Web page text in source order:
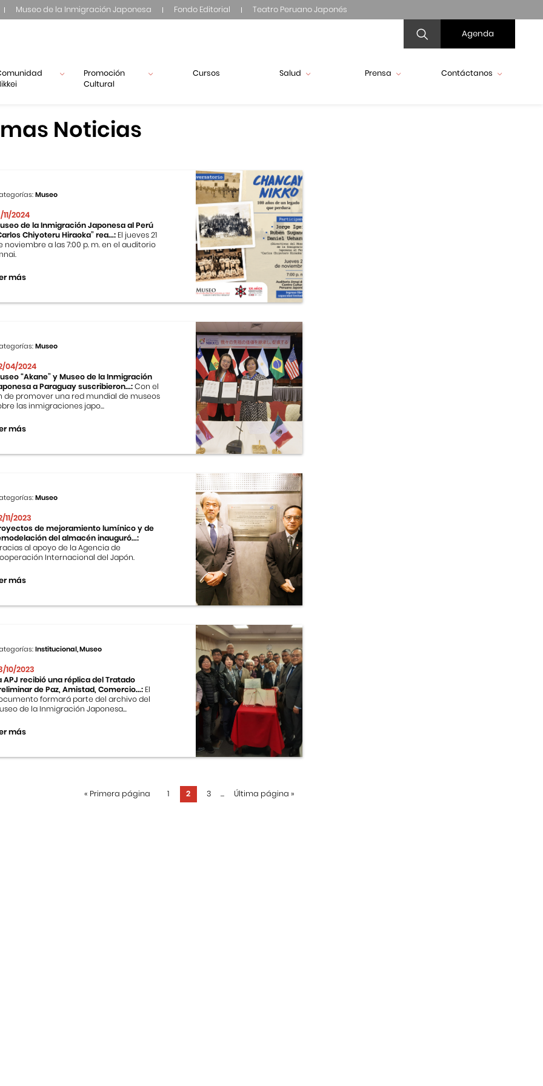
Museo de la Inmigración Japonesa Fondo Editorial Teatro Peruano Japonés
Agenda
Promoción
Cultural
Cursos Salud Prensa Contáctanos
Noticias
Museo
11/2024
de la Inmigración Japonesa al Perú
Chiyoteru Hiraoka” rea...: El jueves 21
noviembre a las 7:00 p. m. en el auditorio
más
Museo
04/2024
“Akane” y Museo de la Inmigración
a Paraguay suscribieron...:Con el
de promover una red mundial de museos
las inmigraciones japo...
más
Museo
11/2023
de mejoramiento lumínico y de
del almacén inauguró...:
al apoyo de la Agencia de
Internacional del Japón.
más
Institucional, Museo
10/2023
APJ recibió una réplica del Tratado
de Paz, Amistad, Comercio...: El
formará parte del archivo del
de la Inmigración Japonesa...
más
« Primera página 1 2 3 ... Última página »